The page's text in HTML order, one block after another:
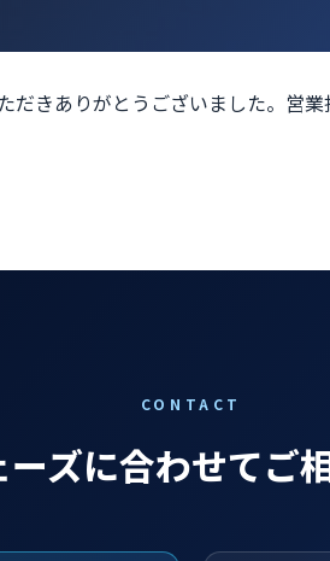
きありがとうございました。営業
CONTACT
ズに合わせてご